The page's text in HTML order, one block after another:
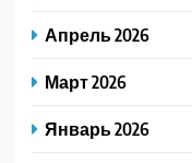
Апрель 2026
Март 2026
Январь 2026